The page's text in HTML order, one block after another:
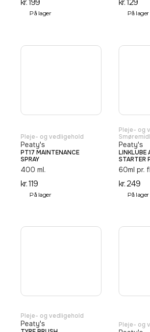
kr.199
På lager
kr.129
På lager
Pleje- og vedligehold
Peaty's
PT17 MAINTENANCE
SPRAY
400 ml.
kr.119
På lager
Pleje- og
Peaty's
LINKLUBE
STARTER
60ml pr.
kr.249
På lager
Pleje- og vedligehold
Peaty's Pleje- og